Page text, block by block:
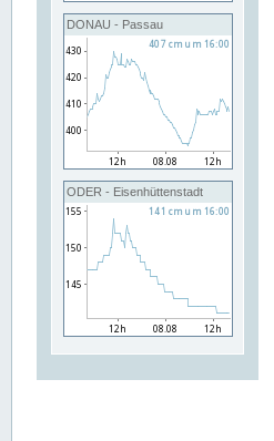
DONAU - Passau
ODER - Eisenhüttenstadt